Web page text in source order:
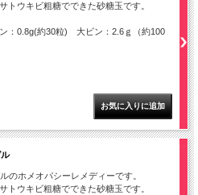
トウキビ粗糖でできた砂糖玉です。
：0.8g(約30粒) 大ビン：2.6ｇ（約100
のホメオパシーレメディーです。
トウキビ粗糖でできた砂糖玉です。